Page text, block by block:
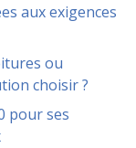
aux exigences
ou
choisir ?
pour ses